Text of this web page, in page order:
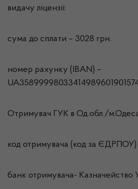
видачу ліцензії:
сума до сплати – 3028 грн.
номер рахунку (IBAN) –
Отримувач ГУК в Од.обл./
код отримувача (код за ЄДРПОУ)
банк отримувача- Казначейство